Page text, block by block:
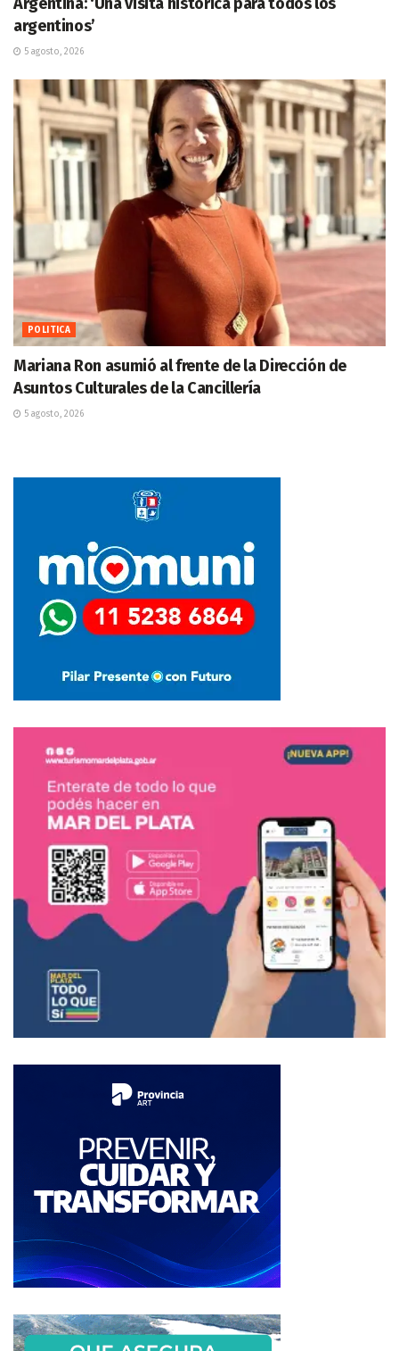
argentinos’
5 agosto, 2026
POLITICA
Mariana Ron asumió al frente de la Dirección de
Asuntos Culturales de la Cancillería
5 agosto, 2026